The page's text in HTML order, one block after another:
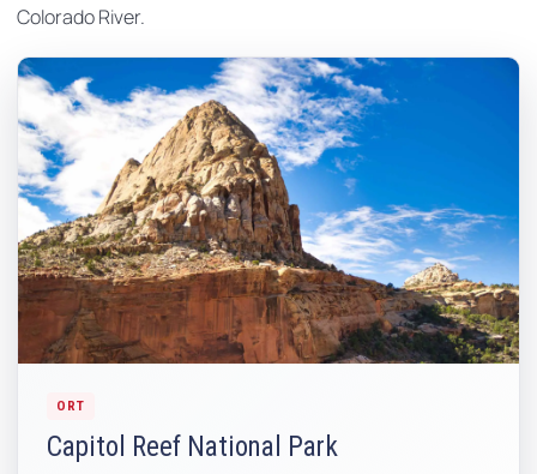
Colorado River.
ORT
Capitol Reef National Park